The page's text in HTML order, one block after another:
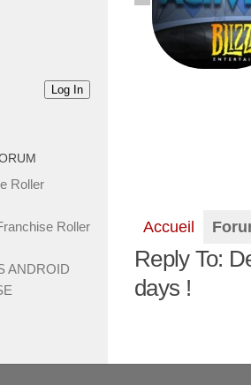
Accueil
Reply To:
days !
Log In
Roller
Roller
ANDROID